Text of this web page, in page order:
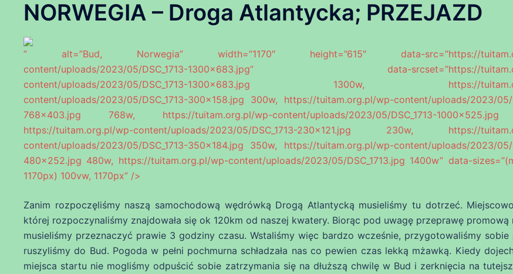
NORWEGIA – Droga Atlantycka; PRZEJAZD
” alt=”Bud, Norwegia” width=”1170″ height=”615″ data-src=”https://
content/uploads/2023/05/DSC_1713-1300×683.jpg” data-srcset=”https://
content/uploads/2023/05/DSC_1713-1300×683.jpg 1300w, https://
content/uploads/2023/05/DSC_1713-300×158.jpg 300w, https://tuitam.org.pl/wp-content/uploads/2023/05/
768×403.jpg 768w, https://tuitam.org.pl/wp-content/uploads/2023/05/DSC_1713-
https://tuitam.org.pl/wp-content/uploads/2023/05/DSC_1713-230×121.jpg 230w, https://
content/uploads/2023/05/DSC_1713-350×184.jpg 350w, https://tuitam.org.pl/wp-content/uploads/2023/05/
480×252.jpg 480w, https://tuitam.org.pl/wp-content/uploads/2023/05/DSC_1713.jpg 1400w” data-
1170px) 100vw, 1170px” />
Zanim rozpoczęliśmy naszą samochodową wędrówką Drogą Atlantycką musieliśmy tu dotrzeć.
której rozpoczynaliśmy znajdowała się ok 120km od naszej kwatery. Biorąc pod uwagę przeprawę promową
musieliśmy przeznaczyć prawie 3 godziny czasu. Wstaliśmy więc bardzo wcześnie, przygotowaliśmy
ruszyliśmy do Bud. Pogoda w pełni pochmurna schładzała nas co pewien czas lekką mżawką. Kiedy
miejsca startu nie mogliśmy odpuścić sobie zatrzymania się na dłuższą chwilę w Bud i zerknięcia na